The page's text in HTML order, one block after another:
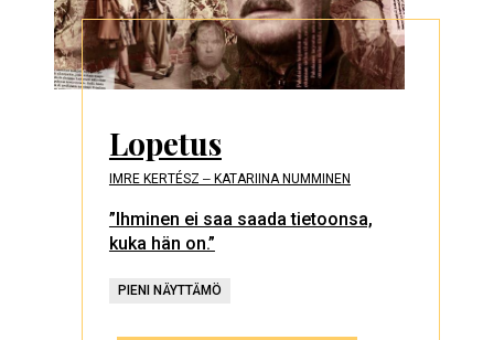
Lopetus
IMRE KERTÉSZ ‒ KATARIINA NUMMINEN
”Ihminen ei saa saada tietoonsa,
kuka hän on.”
PIENI NÄYTTÄMÖ